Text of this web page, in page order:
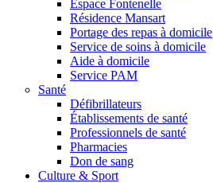
Espace Fontenelle
Résidence Mansart
Portage des repas à domicile
Service de soins à domicile
Aide à domicile
Service PAM
Santé
Défibrillateurs
Établissements de santé
Professionnels de santé
Pharmacies
Don de sang
Culture & Sport